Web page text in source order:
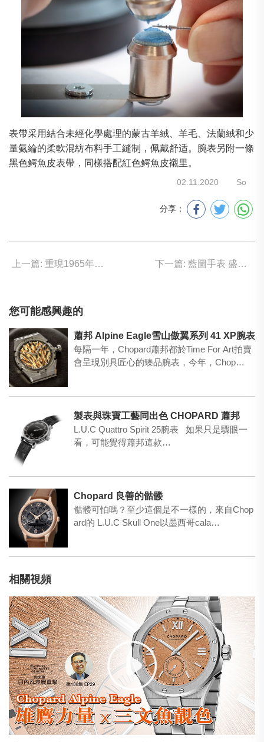
表帶采用結合未經化學處理的蒙古羊絨、羊毛、法蘭絨和少
量氨綸的柔軟混紡布料手工縫制，佩戴舒适。腕表另附一條
黑色鳄魚皮表帶，同樣搭配紅色鳄魚皮襯里。
02.11.2020 So
分享：
上一篇: 重現1965年經典DATO 12 下一篇: 藍圖手表 盛載夢與想
您可能感興趣的
蕭邦 Alpine Eagle雪山傲翼系列 41 XP腕表
每隔一年，Chopard蕭邦都於Time For Art拍賣
會呈現別具匠心的臻品腕表，今年，Chop…
製表與珠寶工藝同出色 CHOPARD 蕭邦
L.U.C Quattro Spirit 25腕表 如果只是驟眼一
看，可能覺得蕭邦這款…
Chopard 良善的骷髅
骷髅可怕嗎？至少這個是不一樣的，來自Chop
ard的 L.U.C Skull One以墨西哥cala…
相關視頻